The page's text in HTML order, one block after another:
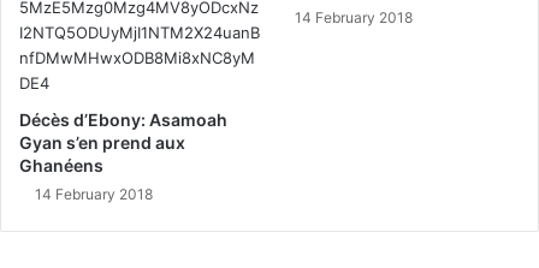
Décès d’Ebony: Asamoah
Gyan s’en prend aux
Ghanéens
14 February 2018
14 February 2018